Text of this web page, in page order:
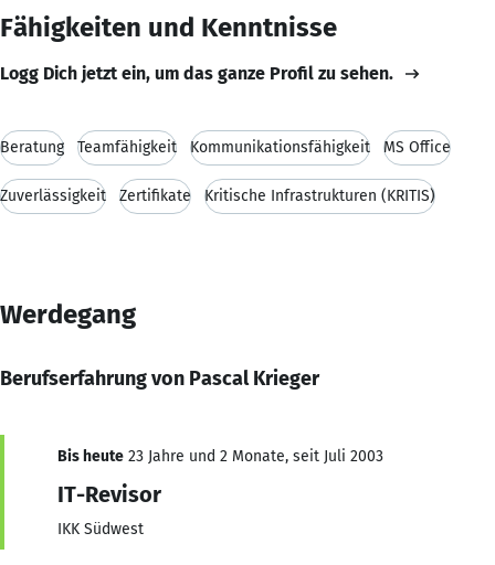
Fähigkeiten und Kenntnisse
Logg Dich jetzt ein, um das ganze Profil zu sehen.
Beratung Teamfähigkeit Kommunikationsfähigkeit MS Office
Zuverlässigkeit Zertifikate Kritische Infrastrukturen (KRITIS)
Werdegang
Berufserfahrung von Pascal Krieger
Bis heute 23 Jahre und 2 Monate, seit Juli 2003
IT-Revisor
IKK Südwest